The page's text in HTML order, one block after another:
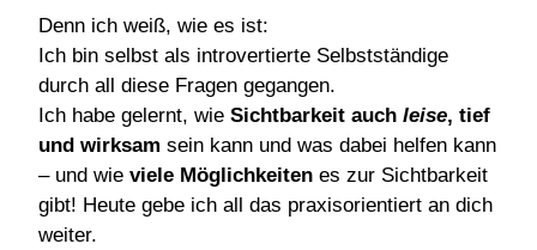
Denn ich weiß, wie es ist:
Ich bin selbst als introvertierte Selbstständige
durch all diese Fragen gegangen.
Ich habe gelernt, wieSichtbarkeit auchleise, tief
und wirksam sein kann und was dabei helfen kann
– und wieviele Möglichkeiten es zur Sichtbarkeit
gibt! Heute gebe ich all das praxisorientiert an dich
weiter.